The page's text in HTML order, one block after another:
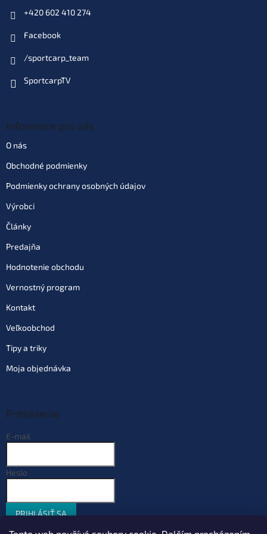
+420 602 410 274
Facebook
/sportcarp_team
SportcarpTV
Informace pro vás
O nás
Obchodné podmienky
Podmienky ochrany osobných údajov
Výrobci
Články
Predajňa
Hodnotenie obchodu
Vernostný program
Kontakt
Veľkoobchod
Tipy a triky
Moja objednávka
Prihlásenie
E-mail
Heslo
PRIHLÁSIŤ SA
Nová registrácia
Zabudnuté heslo